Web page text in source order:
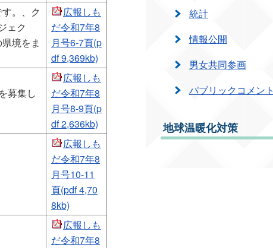
。、ク
ェク
境をま
広報しも
だ令和7年8
月号6-7頁(p
df 9,369kb)
募集し
広報しも
だ令和7年8
月号8-9頁(p
df 2,636kb)
広報しも
だ令和7年8
月号10-11
頁(pdf 4,70
8kb)
広報しも
だ令和7年8
統計
情報公開
男女共同参画
パブリックコメント
地球温暖化対策